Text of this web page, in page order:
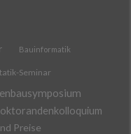
Bauinformatik
Seminar
Preise